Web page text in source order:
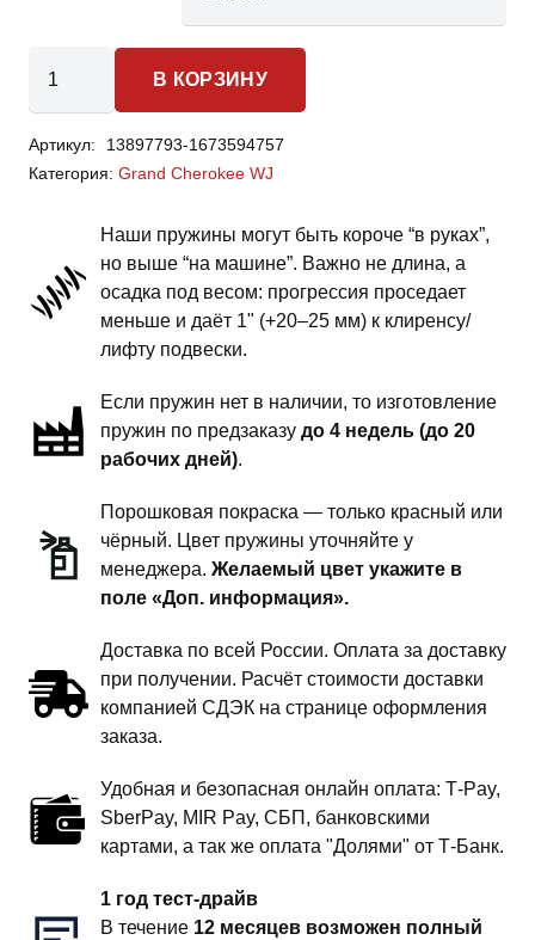
товара
Grand
Cherokee
пружины
передней
подвески
дюйма
комфорт
В КОРЗИНУ
Артикул:
13897793-1673594757
Категория: Grand Cherokee WJ
Наши пружины могут быть короче “в руках”,
но выше “на машине”. Важно не длина, а
осадка под весом: прогрессия проседает
меньше и даёт 1" (+20–25 мм) к клиренсу/
лифту подвески.
Если пружин нет в наличии, то изготовление
пружин по предзаказу до 4 недель (до 20
рабочих дней).
Порошковая покраска — только красный или
чёрный. Цвет пружины уточняйте у
менеджера. Желаемый цвет укажите в
поле «Доп. информация».
Доставка по всей России. Оплата за доставку
при получении. Расчёт стоимости доставки
компанией СДЭК на странице оформления
заказа.
Удобная и безопасная онлайн оплата: T‑Pay,
SberPay, MIR Pay, СБП, банковскими
картами, а так же оплата "Долями" от Т-Банк.
1 год тест-драйв
В течение 12 месяцев возможен полный